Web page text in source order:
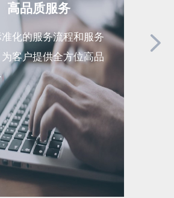
高品质服务
化的服务流程和服务
客户提供全方位高品
全面